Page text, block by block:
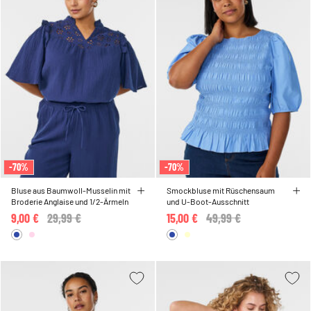
-70%
Bluse aus Baumwoll-Musselin mit
Broderie Anglaise und 1/2-Ärmeln
Price reduced from
29,99 €
9,00 €
-70%
Smockbluse mit Rüschensaum
und U-Boot-Ausschnitt
Price reduced from
49,99 €
15,00 €